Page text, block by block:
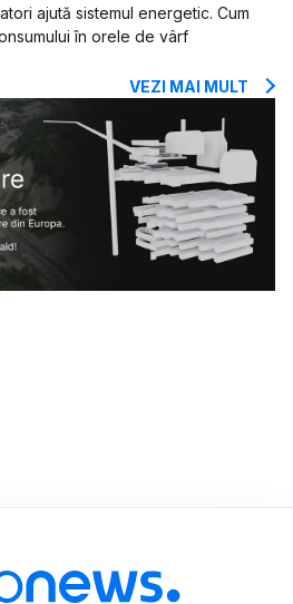
ajută sistemul energetic. Cum
în orele de vârf
VEZI MAI MULT